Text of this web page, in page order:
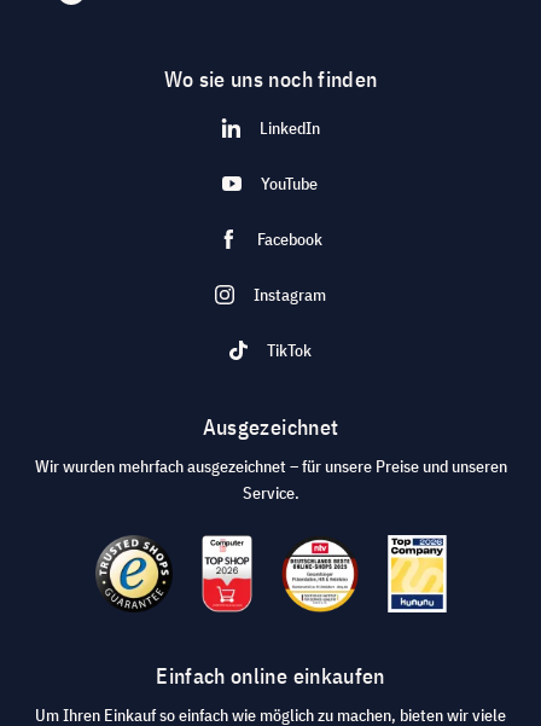
Wo sie uns noch finden
LinkedIn
YouTube
Facebook
Instagram
TikTok
Ausgezeichnet
Wir wurden mehrfach ausgezeichnet – für unsere Preise und unseren
Service.
Einfach online einkaufen
Um Ihren Einkauf so einfach wie möglich zu machen, bieten wir viele